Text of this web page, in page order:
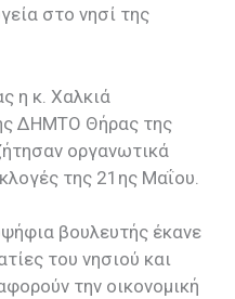
στο νησί της
η κ. Χαλκιά
ΔΗΜΤΟ Θήρας της
οργανωτικά
της 21ης Μαΐου.
βουλευτής έκανε
του νησιού και
την οικονομική